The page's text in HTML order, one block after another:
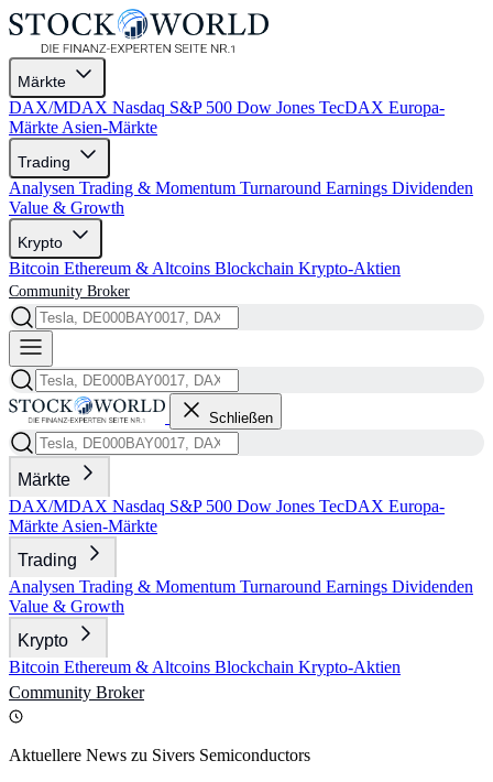
Märkte
DAX/MDAX Nasdaq S&P 500 Dow Jones TecDAX Europa-
Märkte Asien-Märkte
Trading
Analysen Trading & Momentum Turnaround Earnings Dividenden
Value & Growth
Krypto
Bitcoin Ethereum & Altcoins Blockchain Krypto-Aktien
Community Broker
Schließen
Märkte
DAX/MDAX Nasdaq S&P 500 Dow Jones TecDAX Europa-
Märkte Asien-Märkte
Trading
Analysen Trading & Momentum Turnaround Earnings Dividenden
Value & Growth
Krypto
Bitcoin Ethereum & Altcoins Blockchain Krypto-Aktien
Community Broker
Aktuellere News zu Sivers Semiconductors